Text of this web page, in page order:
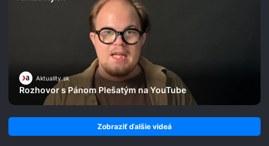
Aktuality.sk
Rozhovor s Pánom Plešatým na YouTube
Zobraziť ďalšie videá